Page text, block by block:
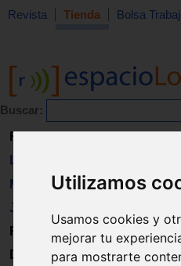
Utilizamos
Usamos cookies y
mejorar tu
para mostrarte
Revista Tienda Bolsa
Buscar:
Revista
Libros
Material
Juguetes
Formación
Directorio